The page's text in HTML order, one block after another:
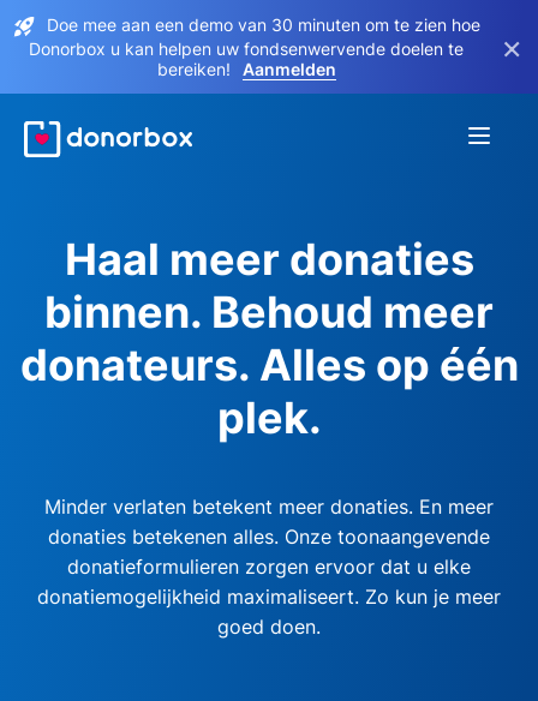
Doe mee aan een demo van 30 minuten om te zien hoe
Donorbox u kan helpen uw fondsenwervende doelen te
bereiken!
Aanmelden
×
Haal meer donaties
binnen. Behoud meer
donateurs. Alles op één
plek.
Minder verlaten betekent meer donaties. En meer
donaties betekenen alles. Onze toonaangevende
donatieformulieren zorgen ervoor dat u elke
donatiemogelijkheid maximaliseert. Zo kun je meer
goed doen.